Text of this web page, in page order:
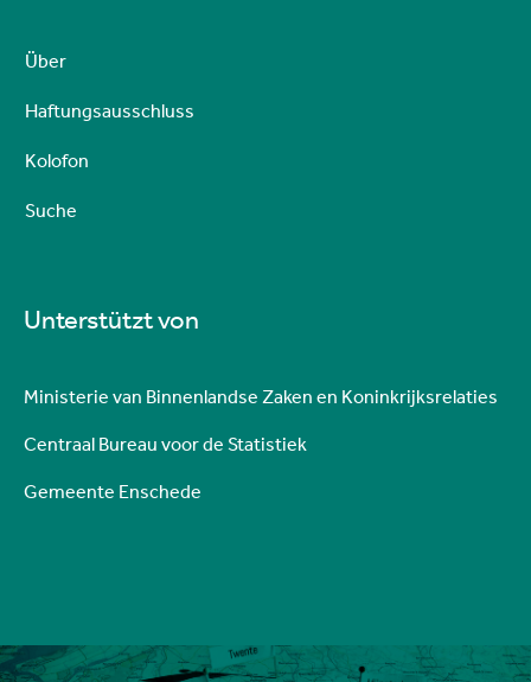
Über
Haftungsausschluss
Kolofon
Suche
Unterstützt von
Ministerie van Binnenlandse Zaken en Koninkrijksrelaties
Centraal Bureau voor de Statistiek
Gemeente Enschede